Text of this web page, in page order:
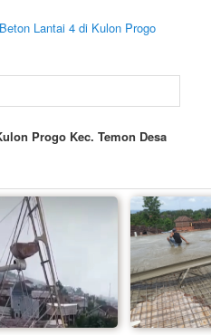
Lantai 4 di Kulon Progo
Progo Kec. Temon Desa